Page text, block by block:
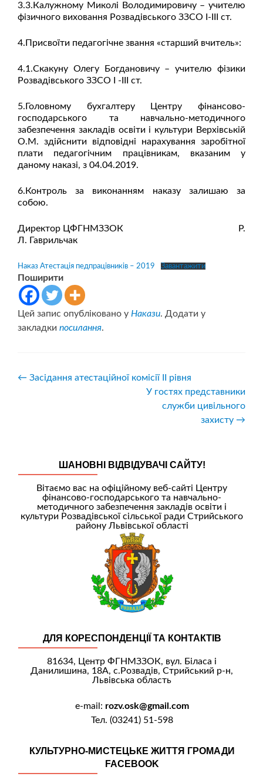
3.3.Калужному Миколі Володимировичу – учителю
фізичного виховання Розвадівського ЗЗСО І-ІІІ ст.
4.Присвоїти педагогічне звання «старший вчитель»:
4.1.Скакуну Олегу Богдановичу – учителю фізики
Розвадівського ЗЗСО І -ІІІ ст.
5.Головному бухгалтеру Центру фінансово-
господарського та навчально-методичного
забезпечення закладів освіти і культури Верхівській
О.М. здійснити відповідні нарахування заробітної
плати педагогічним працівникам, вказаним у
даному наказі, з 04.04.2019.
6.Контроль за виконанням наказу залишаю за
собою.
Директор ЦФГНМЗЗОК Р.
Л. Гаврильчак
Наказ Атестація педпрацівників – 2019 Завантажити
Поширити
Цей запис опубліковано у Накази. Додати у
закладки посилання.
Навігація
← Засідання атестаційної комісії ІІ рівня
У гостях представники
служби цивільного
захисту →
ШАНОВНІ ВІДВІДУВАЧІ САЙТУ!
Вітаємо вас на офіційному веб-сайті Центру
фінансово-господарського та навчально-
методичного забезпечення закладів освіти і
культури Розвадівської сільської ради Стрийського
району Львівської області
ДЛЯ КОРЕСПОНДЕНЦІЇ ТА КОНТАКТІВ
81634, Центр ФГНМЗЗОК, вул. Біласа і
Данилишина, 18А, с.Розвадів, Стрийський р-н,
Львівська область
e-mail: rozv.osk@gmail.com
Тел. (03241) 51-598
КУЛЬТУРНО-МИСТЕЦЬКЕ ЖИТТЯ ГРОМАДИ
FACEBOOK